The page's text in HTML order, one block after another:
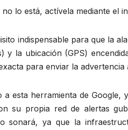
lo está, actívela mediante el
indispensable para que la
la ubicación (GPS)
para enviar la advertencia
esta herramienta de Google,
su propia red de alertas
sonará, ya que la